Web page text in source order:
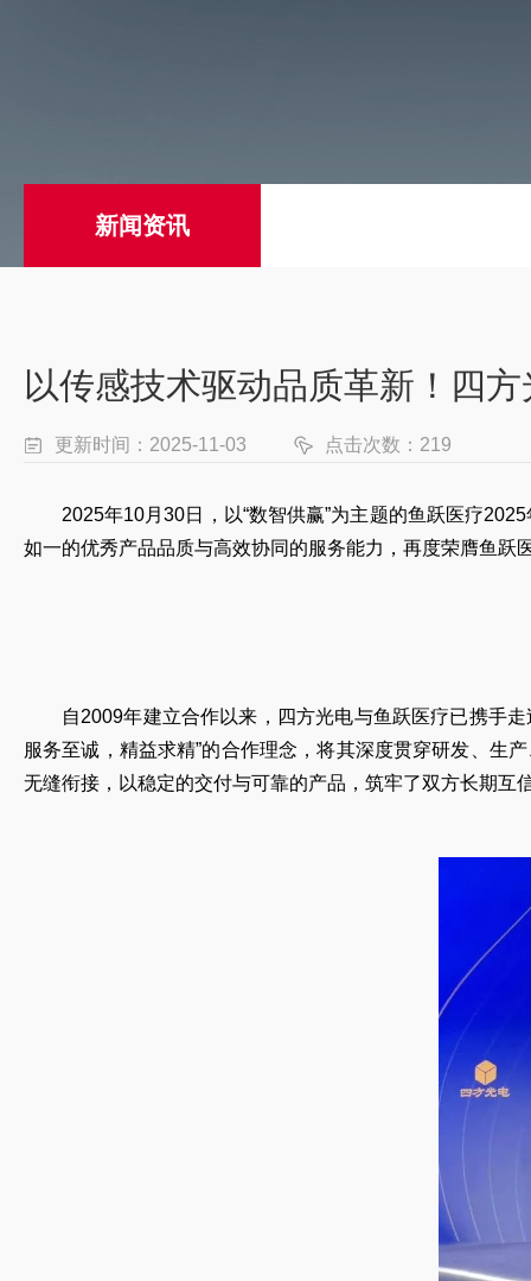
新闻资讯
以传感技术驱动品质革新！四
更新时间：2025-11-03 点击次数：219
2025年10月30日，以“数智供赢”为主题的鱼跃医疗
如一的优秀产品品质与高效协同的服务能力，再度荣膺鱼跃
自2009年建立合作以来，四方光电与鱼跃医疗已携手
服务至诚，精益求精”的合作理念，将其深度贯穿研发、生
无缝衔接，以稳定的交付与可靠的产品，筑牢了双方长期互